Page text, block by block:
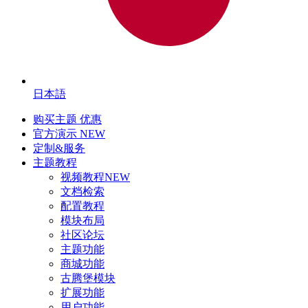
日本語
购买主题 优惠
官方演示 NEW
定制&服务
主题教程
视频教程NEW
文档检索
配置教程
模块布局
社区论坛
主题功能
商城功能
古腾堡模块
扩展功能